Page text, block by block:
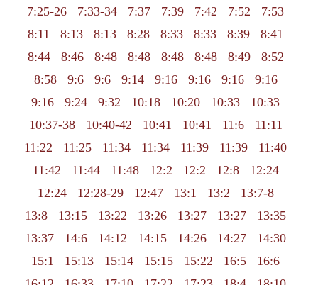
7:25-26
7:33-34 7:37 7:39 7:42 7:52
7:53
8:11
8:13 8:13 8:28 8:33 8:33 8:39
8:41
8:44
8:46 8:48 8:48 8:48 8:48 8:49
8:52
8:58
9:6 9:6 9:14 9:16 9:16 9:16
9:16
9:16
9:24 9:32 10:18 10:20 10:33
10:33
10:37-38
10:40-42 10:41 10:41 11:6
11:11
11:22
11:25 11:34 11:34 11:39 11:39
11:40
11:42
11:44 11:48 12:2 12:2 12:8
12:24
12:24
12:28-29 12:47 13:1 13:2
13:7-8
13:8
13:15 13:22 13:26 13:27 13:27
13:35
13:37
14:6 14:12 14:15 14:26 14:27
14:30
15:1
15:13 15:14 15:15 15:22 16:5
16:6